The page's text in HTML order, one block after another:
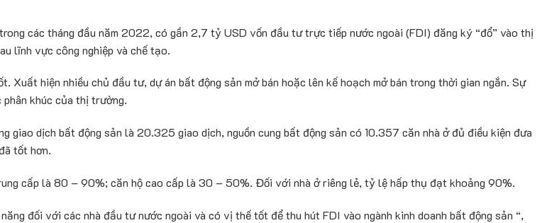
các tháng đầu năm 2022, có gần 2,7 tỷ USD vốn đầu tư trực tiếp nước ngoài (FDI) đăng ký “đổ” vào thị
lĩnh vực công nghiệp và chế tạo.
hiện nhiều chủ đầu tư, dự án bất động sản mở bán hoặc lên kế hoạch mở bán trong thời gian ngắn. Sự
khúc của thị trường.
dịch bất động sản là 20.325 giao dịch, nguồn cung bất động sản có 10.357 căn nhà ở đủ điều kiện đưa
tốt hơn.
cấp là 80 – 90%; căn hộ cao cấp là 30 – 50%. Đối với nhà ở riêng lẻ, tỷ lệ hấp thụ đạt khoảng 90%.
đối với các nhà đầu tư nước ngoài và có vị thế tốt để thu hút FDI vào ngành kinh doanh bất động sản “,